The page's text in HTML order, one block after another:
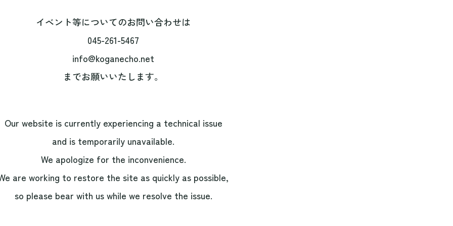
イベント等についてのお問い合わせは
045-261-5467
info@koganecho.net
までお願いいたします。
Our website is currently experiencing a technical issue
and is temporarily unavailable.
We apologize for the inconvenience.
are working to restore the site as quickly as possible,
so please bear with us while we resolve the issue.